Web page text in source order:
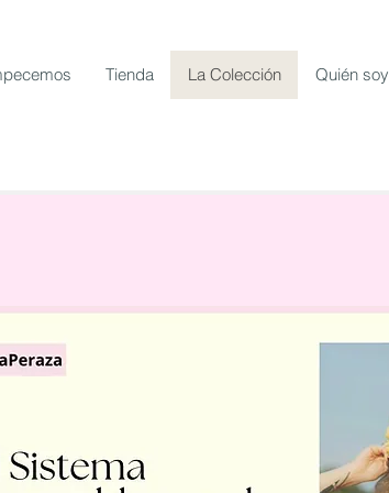
Tienda La Colección Quién soy